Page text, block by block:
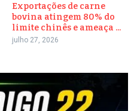
Exportações de carne
bovina atingem 80% do
limite chinês e ameaça ...
julho 27, 2026